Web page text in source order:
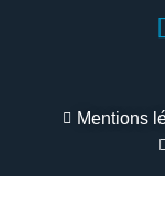
Mentions